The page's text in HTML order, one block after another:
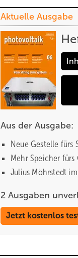
Aktuelle Ausgabe
Aus der Ausgabe:
Neue Gestelle fürs
Mehr Speicher fürs
Julius Möhrstedt im
2 Ausgaben
Jetzt kostenlos